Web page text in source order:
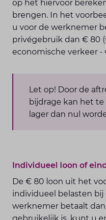
op het hiervoor
brengen. In het
u voor de werknemer
privégebruik dan € 80
economische verkeer -
Let op! Door de
bijdrage kan het
lager dan nul
Individueel loon of
De € 80 loon uit het
individueel belasten bij
werknemer betaalt